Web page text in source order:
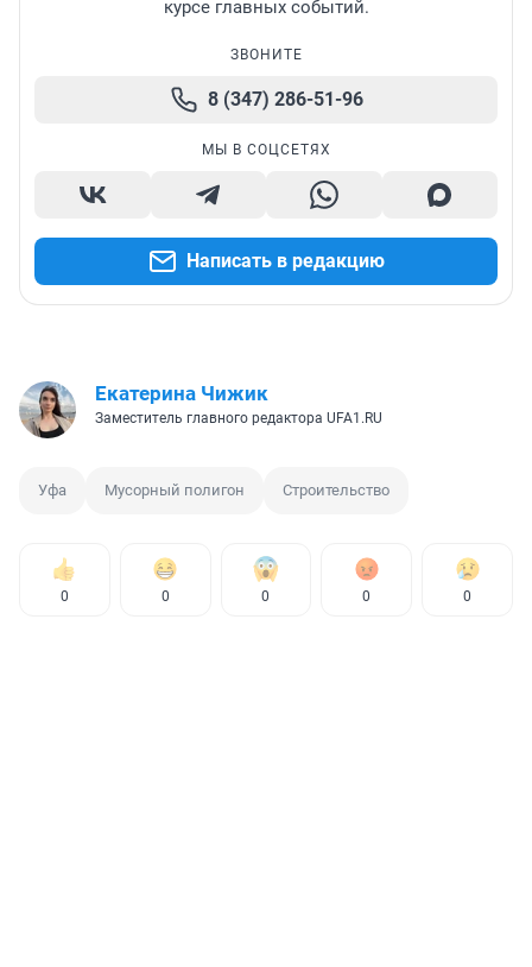
курсе главных событий.
ЗВОНИТЕ
8 (347) 286-51-96
МЫ В СОЦСЕТЯХ
Написать в редакцию
Екатерина Чижик
Заместитель главного редактора UFA1.RU
Уфа Мусорный полигон Строительство
0 0 0 0 0